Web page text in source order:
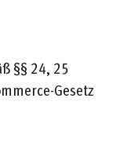
§§ 24, 25
Gesetz